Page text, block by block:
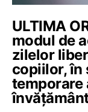
ULTIMA
modul de
zilelor
copiilor, în
temporare